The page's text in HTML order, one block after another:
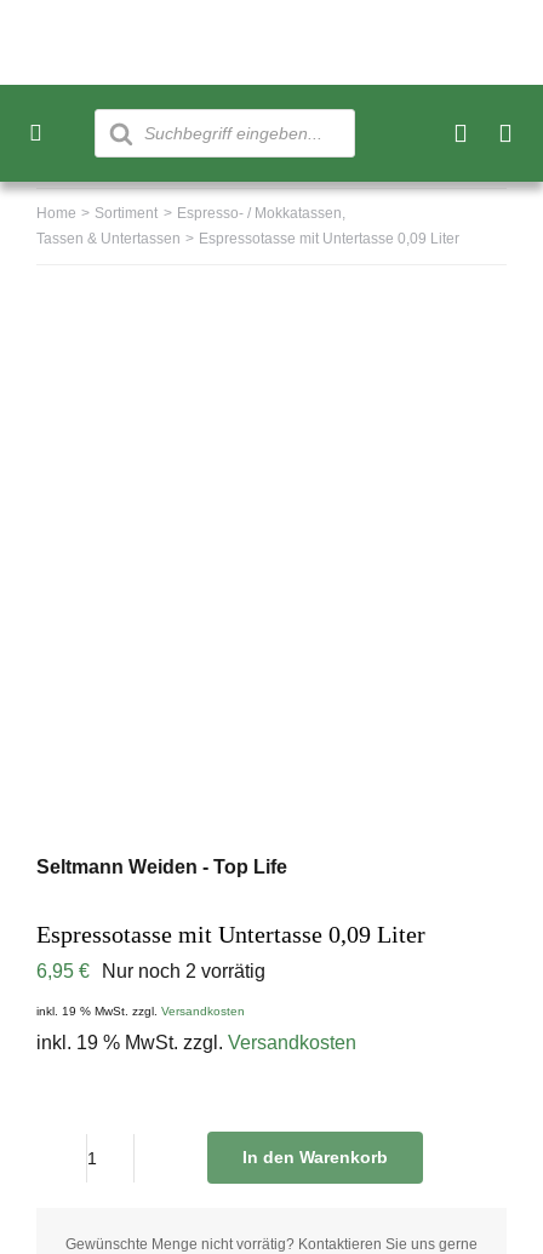
content
Products
search
Toggle
Neu
Home Sortiment
Espresso- / Mokkatassen
Tassen & Untertassen
Espressotasse mit Untertasse 0,09 Liter
Seltmann Weiden - Top Life
Espressotasse mit Untertasse 0,09 Liter
6,95 € Nur noch 2 vorrätig
inkl. 19 % MwSt. zzgl. Versandkosten
inkl. 19 % MwSt. zzgl. Versandkosten
Untertasse
In den Warenkorb
Gewünschte Menge nicht vorrätig? Kontaktieren Sie uns gerne